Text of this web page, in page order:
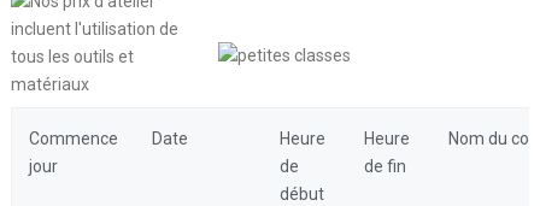
Commence
jour
Date
Heure
de
début
Heure
de fin
Nom du